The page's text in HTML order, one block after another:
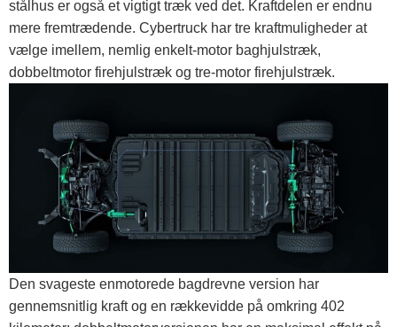
stålhus er også et vigtigt træk ved det. Kraftdelen er endnu
mere fremtrædende. Cybertruck har tre kraftmuligheder at
vælge imellem, nemlig enkelt-motor baghjulstræk,
dobbeltmotor firehjulstræk og tre-motor firehjulstræk.
Den svageste enmotorede bagdrevne version har
gennemsnitlig kraft og en rækkevidde på omkring 402